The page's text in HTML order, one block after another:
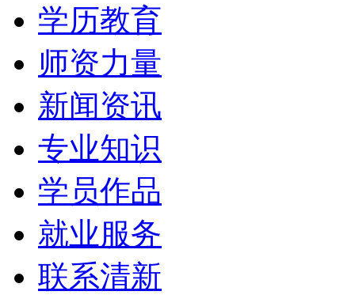
学历教育
师资力量
新闻资讯
专业知识
学员作品
就业服务
联系清新